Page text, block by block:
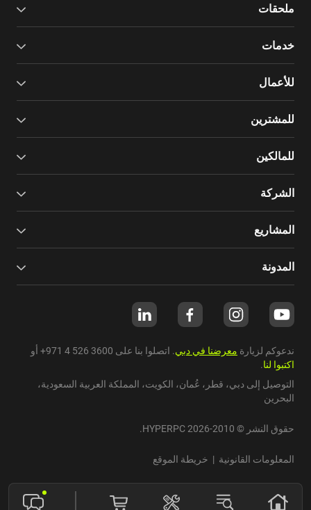
ملحقات
خدمات
للأعمال
للمشترين
للمالكين
الشركة
المشاريع
المدونة
ندعوكم لزيارة معرضنا في دبي. اتصلوا بنا على +971 4 526 3600 أو
اكتبوا لنا.
التوصيل إلى دبي، قطر ، عُمان، الكويت، المملكة العربية السعودية،
البحرين
حقوق النشر © 2010-2026 HYPERPC.
المعلومات القانونية | خريطة الموقع